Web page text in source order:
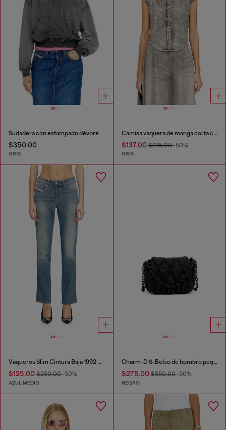
Sudadera con estampado dévoré
$350.00
GRIS
Camisa vaquera de manga corta con rayas deportivas
$137.00$275.00-50%
GRIS
Vaqueros Slim Cintura Baja 1992 D-Jiann
$125.00 $250.00-50%
AZUL MEDIO
Charm-D S-Bolso de hombro pequeño de nailon acolchado
$275.00$550.00-50%
NEGRO